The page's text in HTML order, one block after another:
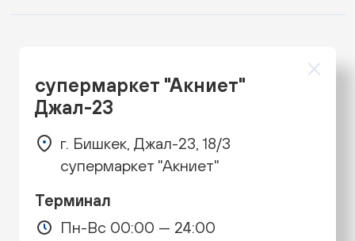
супермаркет "Акниет"
Джал-23
г. Бишкек, Джал-23, 18/3
супермаркет "Акниет"
Терминал
Пн-Вс 00:00 — 24:00